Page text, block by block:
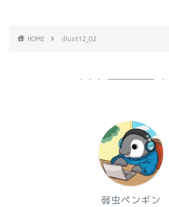
HOME illust12_02
弱虫ペンギン